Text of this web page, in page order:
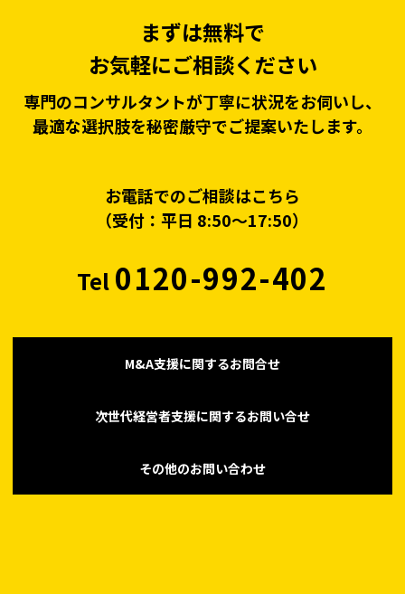
まずは無料で
お気軽にご相談ください
専門のコンサルタントが丁寧に状況をお伺いし、
最適な選択肢を秘密厳守でご提案いたします。
お電話でのご相談はこちら
（受付：平日 8:50〜17:50）
Tel0120-992-402
M&A支援に関するお問合せ
次世代経営者支援に関するお問い合せ
その他のお問い合わせ